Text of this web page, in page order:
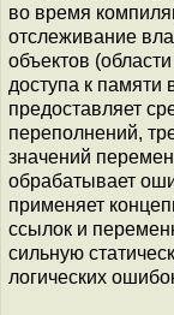
во время
отслеживание
объектов
доступа к
предоставляет
переполнений,
значений
обрабатывает
применяет
ссылок и
сильную
логических